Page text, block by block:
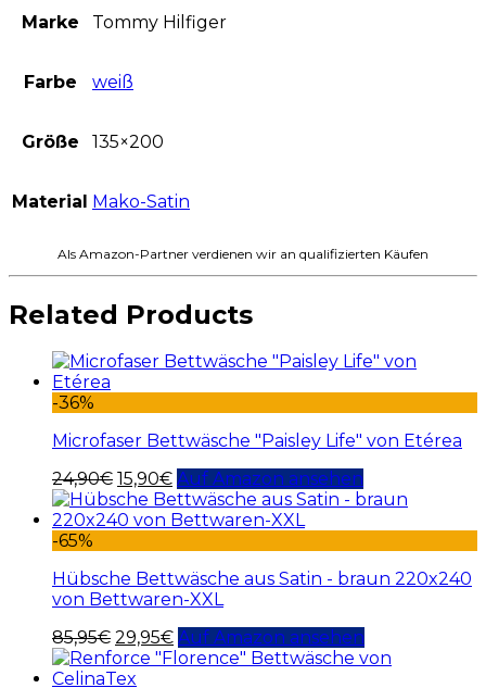
Marke Tommy Hilfiger
Farbe weiß
Größe 135×200
Material Mako-Satin
Als Amazon-Partner verdienen wir an qualifizierten Käufen
Related Products
-36%
Microfaser Bettwäsche "Paisley Life" von Etérea
24,90€ 15,90€ Auf Amazon ansehen
-65%
Hübsche Bettwäsche aus Satin - braun 220x240
von Bettwaren-XXL
85,95€ 29,95€ Auf Amazon ansehen